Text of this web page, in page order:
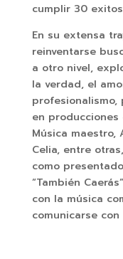
cumplir 30
En su extensa
reinventarse
a otro nivel,
la verdad, el
en producciones
Música maestro,
Celia, entre
como
“También
con la música
comunicarse